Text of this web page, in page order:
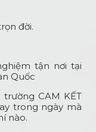
đời.
tận nơi tại
Quốc
CAM KẾT
trong ngày mà
nào.